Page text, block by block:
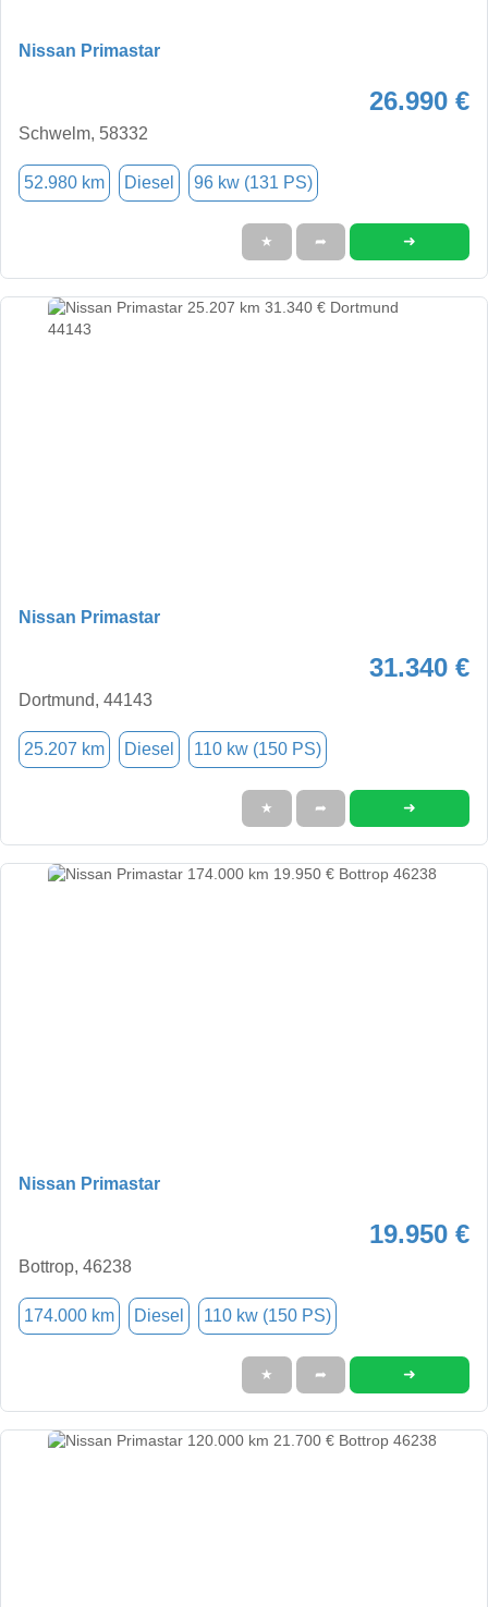
Nissan Primastar
26.990 €
Schwelm, 58332
52.980 km Diesel 96 kw (131 PS)
★ ➦ ➜
Nissan Primastar
31.340 €
Dortmund, 44143
25.207 km Diesel 110 kw (150 PS)
★ ➦ ➜
Nissan Primastar
19.950 €
Bottrop, 46238
174.000 km Diesel 110 kw (150 PS)
★ ➦ ➜